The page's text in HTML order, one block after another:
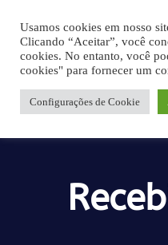
Usamos cookies em nosso
Clicando “Aceitar”, você
cookies. No entanto, você
cookies" para fornecer um
Configurações de Cookie